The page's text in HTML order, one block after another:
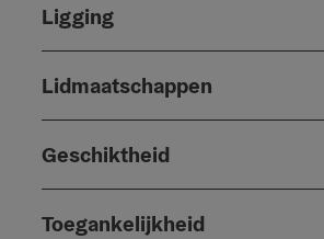
Ligging
Lidmaatschappen
Geschiktheid
Toegankelijkheid